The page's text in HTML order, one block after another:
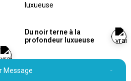
Du noir terne à la
profondeur luxueuse
Message